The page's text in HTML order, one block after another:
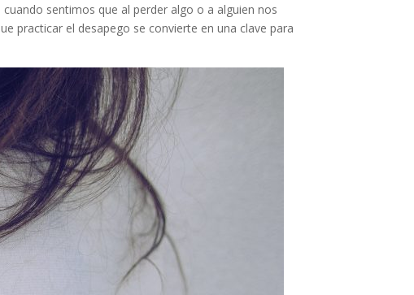
sentimos que al perder algo o a alguien nos
practicar el desapego se convierte en una clave para